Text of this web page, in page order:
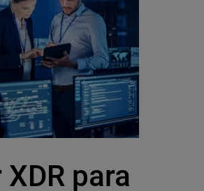
para